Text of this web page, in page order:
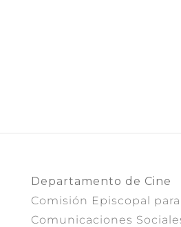
Departamento de Cine
Comisión Episcopal para
Comunicaciones